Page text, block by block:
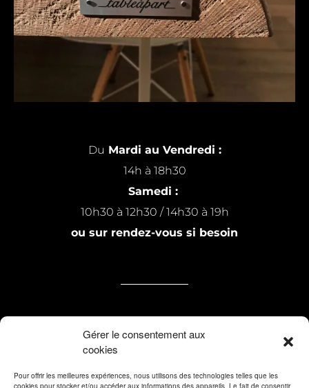
Gérer le consentement aux
cookies
Pour offrir les meilleures expériences, nous utilisons des technologies telles que les
cookies pour stocker et/ou accéder aux informations des appareils. Le fait de consentir
Du Mardi au Vendredi :
14h à 18h30
Samedi :
10h30 à 12h30 / 14h30 à 19h
ou sur rendez-vous si besoin
7 rue Michel Raillard
59200 Tourcoing